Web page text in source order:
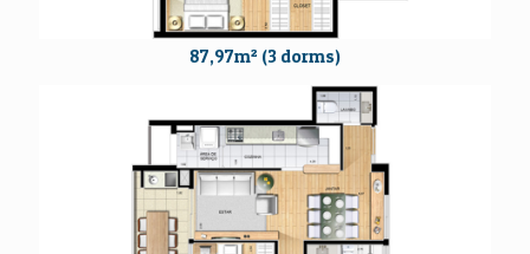
87,97m² (3 dorms)